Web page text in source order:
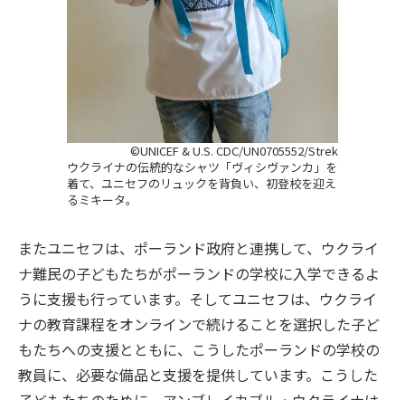
©UNICEF & U.S. CDC/UN0705552/Strek
ウクライナの伝統的なシャツ「ヴィシヴァンカ」を
着て、ユニセフのリュックを背負い、初登校を迎え
るミキータ。
またユニセフは、ポーランド政府と連携して、ウクライ
ナ難民の子どもたちがポーランドの学校に入学できるよ
うに支援も行っています。そしてユニセフは、ウクライ
ナの教育課程をオンラインで続けることを選択した子ど
もたちへの支援とともに、こうしたポーランドの学校の
教員に、必要な備品と支援を提供しています。こうした